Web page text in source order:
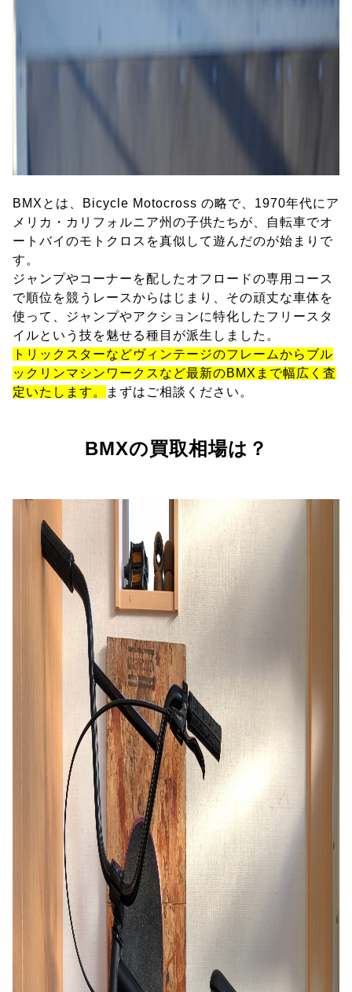
BMXとは、Bicycle Motocross の略で、1970年代にア
メリカ・カリフォルニア州の子供たちが、自転車でオ
ートバイのモトクロスを真似して遊んだのが始まりで
す。
ジャンプやコーナーを配したオフロードの専用コース
で順位を競うレースからはじまり、その頑丈な車体を
使って、ジャンプやアクションに特化したフリースタ
イルという技を魅せる種目が派生しました。
トリックスターなどヴィンテージのフレームからブル
ックリンマシンワークスなど最新のBMXまで幅広く査
定いたします。
まずはご相談ください。
BMXの買取相場は？